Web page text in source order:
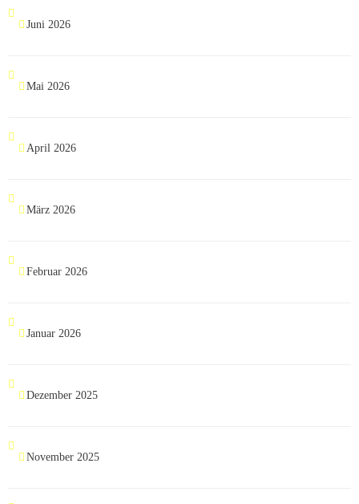
Juni 2026
Mai 2026
April 2026
März 2026
Februar 2026
Januar 2026
Dezember 2025
November 2025